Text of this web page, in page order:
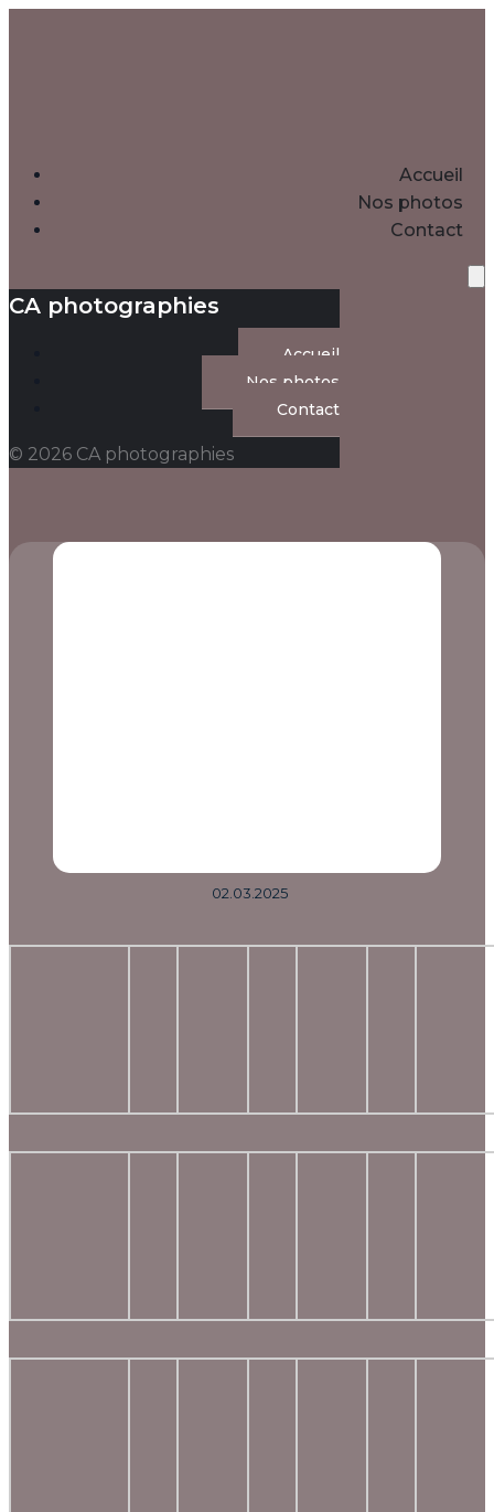
Accueil
Nos photos
Contact
CA photographies
Accueil
Nos photos
Contact
© 2026 CA photographies
02.03.2025